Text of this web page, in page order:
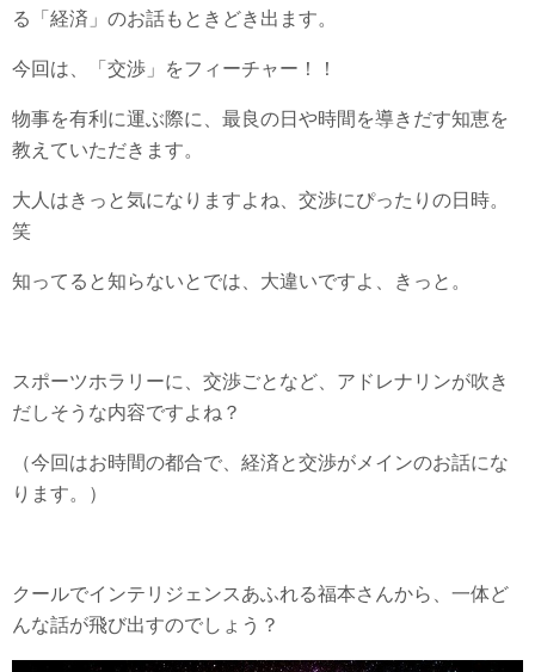
る「経済」のお話もときどき出ます。
今回は、「交渉」をフィーチャー！！
物事を有利に運ぶ際に、最良の日や時間を導きだす知恵を
教えていただきます。
大人はきっと気になりますよね、交渉にぴったりの日時。
笑
知ってると知らないとでは、大違いですよ、きっと。
スポーツホラリーに、交渉ごとなど、アドレナリンが吹き
だしそうな内容ですよね？
（今回はお時間の都合で、経済と交渉がメインのお話にな
ります。）
クールでインテリジェンスあふれる福本さんから、一体ど
んな話が飛び出すのでしょう？